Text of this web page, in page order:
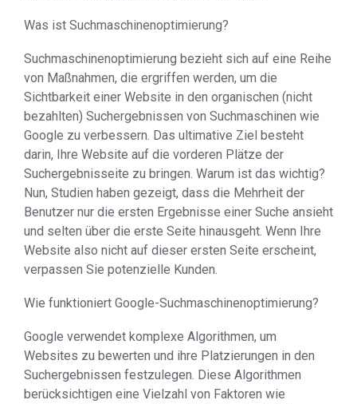
Was ist Suchmaschinenoptimierung?
Suchmaschinenoptimierung bezieht sich auf eine Reihe
von Maßnahmen, die ergriffen werden, um die
Sichtbarkeit einer Website in den organischen (nicht
bezahlten) Suchergebnissen von Suchmaschinen wie
Google zu verbessern. Das ultimative Ziel besteht
darin, Ihre Website auf die vorderen Plätze der
Suchergebnisseite zu bringen. Warum ist das wichtig?
Nun, Studien haben gezeigt, dass die Mehrheit der
Benutzer nur die ersten Ergebnisse einer Suche ansieht
und selten über die erste Seite hinausgeht. Wenn Ihre
Website also nicht auf dieser ersten Seite erscheint,
verpassen Sie potenzielle Kunden.
Wie funktioniert Google-Suchmaschinenoptimierung?
Google verwendet komplexe Algorithmen, um
Websites zu bewerten und ihre Platzierungen in den
Suchergebnissen festzulegen. Diese Algorithmen
berücksichtigen eine Vielzahl von Faktoren wie